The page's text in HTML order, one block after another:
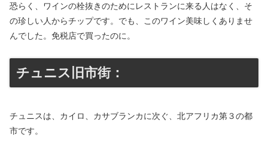
恐らく、ワインの栓抜きのためにレストランに来る人はなく、そ
の珍しい人からチップです。でも、このワイン美味しくありませ
んでした。免税店で買ったのに。
チュニス旧市街：
チュニスは、カイロ、カサブランカに次ぐ、北アフリカ第３の都
市です。